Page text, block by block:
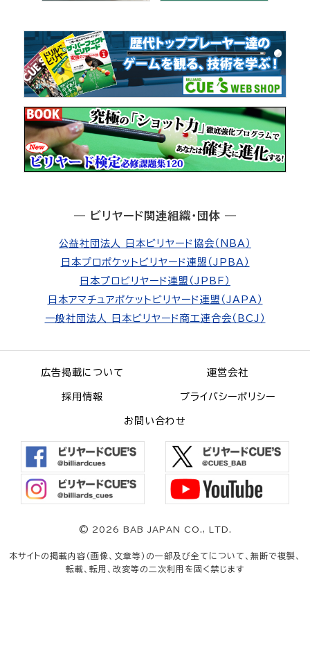
― ビリヤード関連組織・団体 ―
公益社団法人 日本ビリヤード協会（NBA）
日本プロポケットビリヤード連盟（JPBA）
日本プロビリヤード連盟（JPBF）
日本アマチュアポケットビリヤード連盟（JAPA）
一般社団法人 日本ビリヤード商工連合会（BCJ）
広告掲載について 運営会社
採用情報 プライバシーポリシー
お問い合わせ
© 2026 BAB JAPAN CO., LTD.
本サイトの掲載内容（画像、文章等）の一部及び全てについて、無断で複製、
転載、転用、改変等の二次利用を固く禁じます